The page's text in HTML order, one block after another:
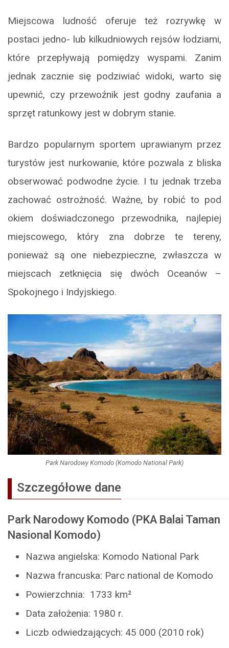
Miejscowa ludność oferuje też rozrywkę w
postaci jedno- lub kilkudniowych rejsów łodziami,
które przepływają pomiędzy wyspami. Zanim
jednak zacznie się podziwiać widoki, warto się
upewnić, czy przewoźnik jest godny zaufania a
sprzęt ratunkowy jest w dobrym stanie.
Bardzo popularnym sportem uprawianym przez
turystów jest nurkowanie, które pozwala z bliska
obserwować podwodne życie. I tu jednak trzeba
zachować ostrożność. Ważne, by robić to pod
okiem doświadczonego przewodnika, najlepiej
miejscowego, który zna dobrze te tereny,
ponieważ są one niebezpieczne, zwłaszcza w
miejscach zetknięcia się dwóch Oceanów –
Spokojnego i Indyjskiego.
Park Narodowy Komodo (Komodo National Park)
Szczegółowe dane
Park Narodowy Komodo (PKA Balai Taman
Nasional Komodo)
Nazwa angielska: Komodo National Park
Nazwa francuska: Parc national de Komodo
Powierzchnia: 1733 km²
Data założenia: 1980 r.
Liczb odwiedzających: 45 000 (2010 rok)